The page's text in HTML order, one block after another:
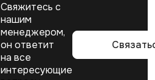
Свяжитесь с
нашим
менеджером,
он ответит
на все
интересующие